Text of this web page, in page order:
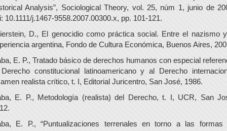
Analysis”, Sociological Theory, vol. 25, núm 1, junio de
10.1111/j.1467-9558.2007.00300.x, pp. 101-121.
D., El genocidio como práctica social. Entre el nazismo
argentina, Fondo de Cultura Económica, Buenos Aires,
E. P., Tratado básico de derechos humanos con especial
constitucional latinoamericano y al Derecho
realista crítico, t. I, Editorial Juricentro, San José, 1986.
E. P., Metodología (realista) del Derecho, t. I, UCR, San
E. P., “Puntualizaciones terrenales en torno a las formas